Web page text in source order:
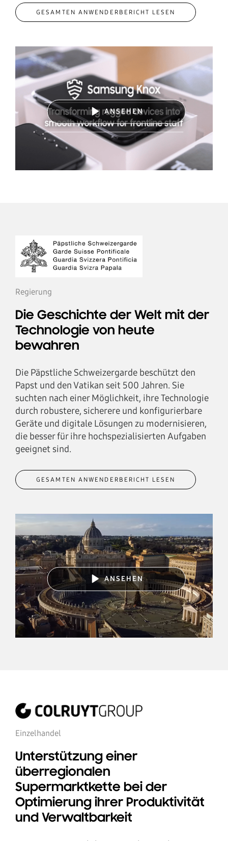
GESAMTEN ANWENDERBERICHT LESEN
ANSEHEN
Regierung
Die Geschichte der Welt mit der
Technologie von heute
bewahren
Die Päpstliche Schweizergarde beschützt den
Papst und den Vatikan seit 500 Jahren. Sie
suchten nach einer Möglichkeit, ihre Technologie
durch robustere, sicherere und konfigurierbare
Geräte und digitale Lösungen zu modernisieren,
die besser für ihre hochspezialisierten Aufgaben
geeignet sind.
GESAMTEN ANWENDERBERICHT LESEN
ANSEHEN
Einzelhandel
Unterstützung einer
überregionalen
Supermarktkette bei der
Optimierung ihrer Produktivität
und Verwaltbarkeit